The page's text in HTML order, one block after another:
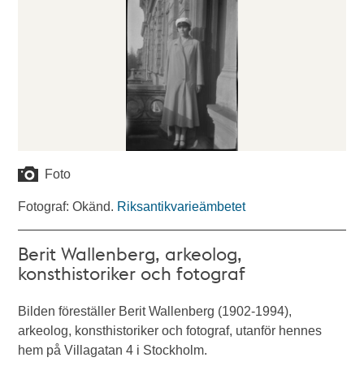
Foto
Fotograf: Okänd. Riksantikvarieämbetet
Berit Wallenberg, arkeolog,
konsthistoriker och fotograf
Bilden föreställer Berit Wallenberg (1902-1994),
arkeolog, konsthistoriker och fotograf, utanför hennes
hem på Villagatan 4 i Stockholm.